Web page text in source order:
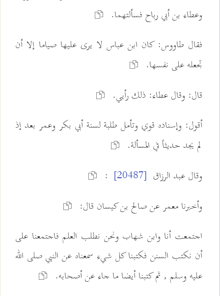
وعطاء بن أبي رباح فسألتهما.
فقال طاووس: كان ابن عباس لا يرى عليها صياما إلا أن
تجعله على نفسها.
قال: وقال عطاء: ذلك رأيي.
أقول: وإسناده قوي وتأمل طلبة لسنة أبي بكر وعمر بعد إذ
لم يجد حديثاً في المسألة.
وقال عبد الرزاق [20487]
:
وأخبرنا معمر عن صالح بن كيسان قال:
اجتمعت أنا وابن شهاب ونحن نطلب العلم فاجتمعنا على
أن نكتب السنن فكتبنا كل شيء سمعناه عن النبي صلى الله
عليه وسلم , ثم كتبنا أيضا ما جاء عن أصحابه.